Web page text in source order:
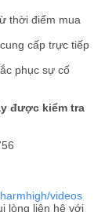
thời điểm mua
cấp trực tiếp
phục sự cố
được kiểm tra
videos
lòng liên hệ với